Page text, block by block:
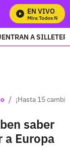
EN VIVO
Mira Todos
A
/ ¡Hasta 15
saber
Europa